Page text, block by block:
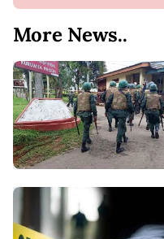
More News..